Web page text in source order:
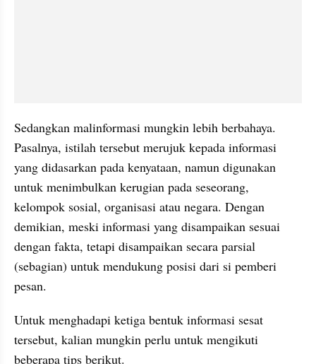
Sedangkan malinformasi mungkin lebih berbahaya.
Pasalnya, istilah tersebut merujuk kepada informasi
yang didasarkan pada kenyataan, namun digunakan
untuk menimbulkan kerugian pada seseorang,
kelompok sosial, organisasi atau negara. Dengan
demikian, meski informasi yang disampaikan sesuai
dengan fakta, tetapi disampaikan secara parsial
(sebagian) untuk mendukung posisi dari si pemberi
pesan.
Untuk menghadapi ketiga bentuk informasi sesat
tersebut, kalian mungkin perlu untuk mengikuti
beberapa tips berikut.